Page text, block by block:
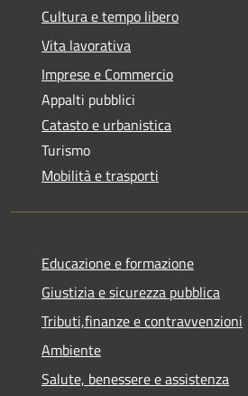
Cultura e tempo libero
Vita lavorativa
Imprese e Commercio
Appalti pubblici
Catasto e urbanistica
Turismo
Mobilità e trasporti
Educazione e formazione
Giustizia e sicurezza pubblica
Tributi,finanze e contravvenzioni
Ambiente
Salute, benessere e assistenza